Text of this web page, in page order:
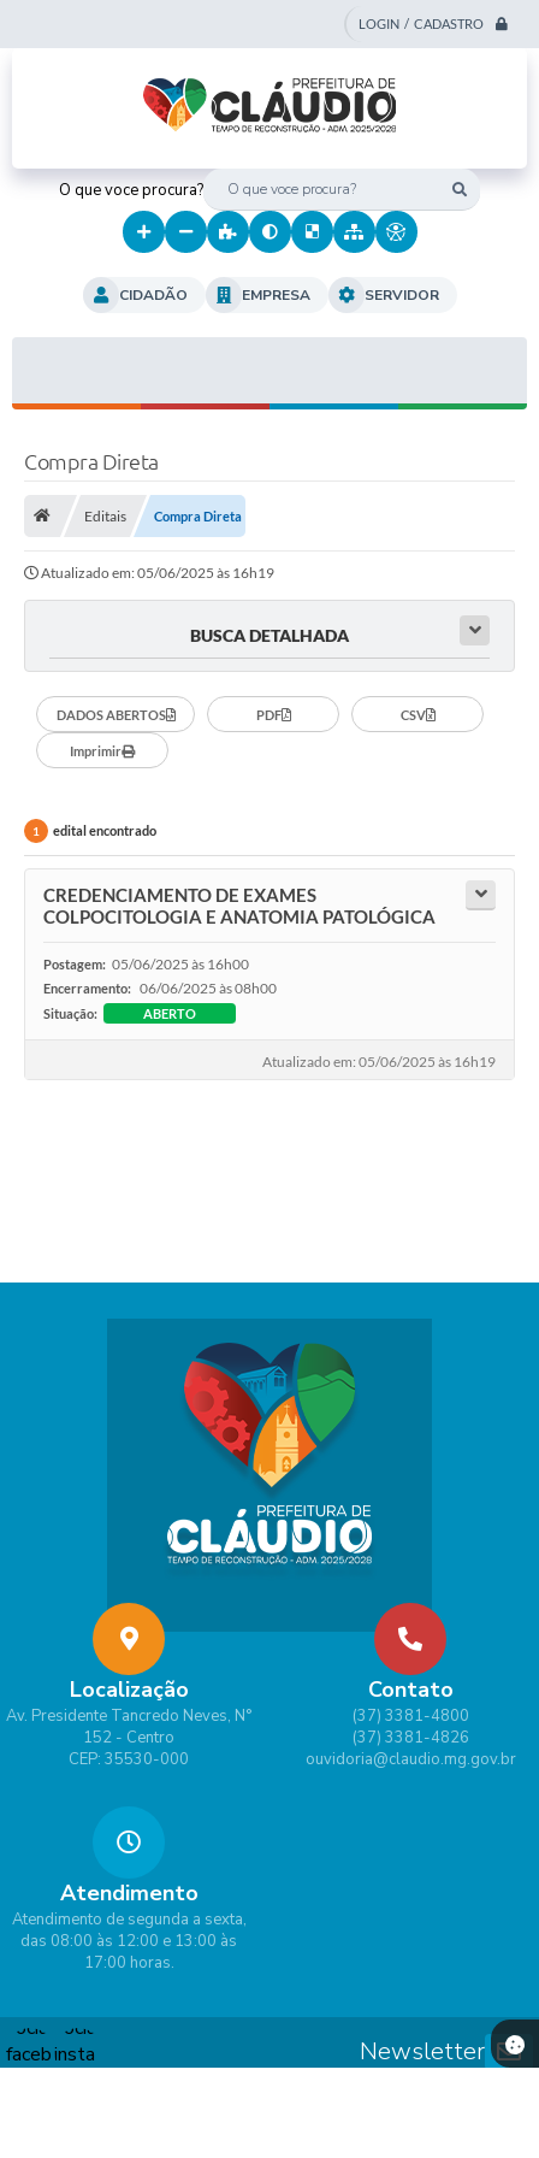
LOGIN / CADASTRO
O que voce procura?
CIDADÃO EMPRESA SERVIDOR
Compra Direta
Editais Compra Direta
Atualizado em: 05/06/2025 às 16h19
BUSCA DETALHADA
DADOS ABERTOS PDF CSV
Imprimir
1 edital encontrado
CREDENCIAMENTO DE EXAMES
COLPOCITOLOGIA E ANATOMIA PATOLÓGICA
Postagem: 05/06/2025 às 16h00
Encerramento: 06/06/2025 às 08h00
Situação: ABERTO
Atualizado em: 05/06/2025 às 16h19
Localização
Av. Presidente Tancredo Neves, N°
152 - Centro
CEP: 35530-000
Contato
(37) 3381-4800
(37) 3381-4826
ouvidoria@claudio.mg.gov.br
Atendimento
Atendimento de segunda a sexta,
das 08:00 às 12:00 e 13:00 às
17:00 horas.
Newsletter